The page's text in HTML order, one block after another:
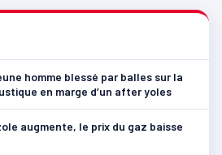
homme blessé par balles sur la
en marge d’un after yoles
augmente, le prix du gaz baisse